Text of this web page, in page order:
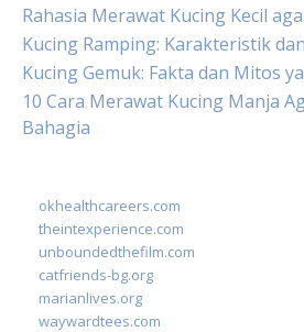
Rahasia Merawat Kucing Kecil
Kucing Ramping: Karakteristik
Kucing Gemuk: Fakta dan Mitos
10 Cara Merawat Kucing Manja
Bahagia
okhealthcareers.com
theintexperience.com
unboundedthefilm.com
catfriends-bg.org
marianlives.org
waywardtees.com